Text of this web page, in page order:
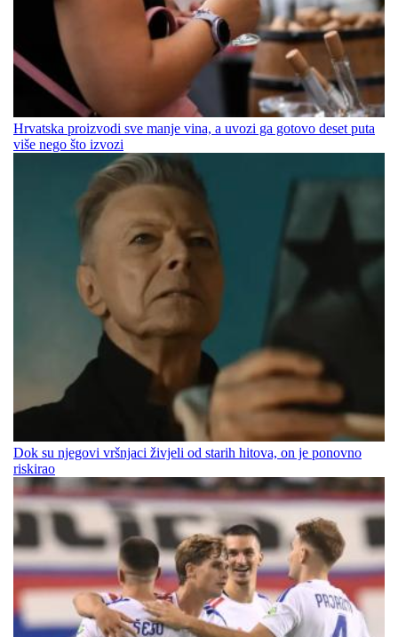
Hrvatska proizvodi sve manje vina, a uvozi ga gotovo deset puta
više nego što izvozi
Dok su njegovi vršnjaci živjeli od starih hitova, on je ponovno
riskirao